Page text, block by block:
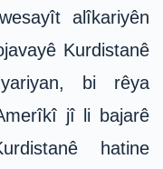
alîkariyên
Kurdistanê
bi rêya
jî li bajarê
hatine